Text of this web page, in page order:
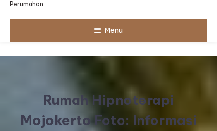
Perumahan
Menu
Rumah Hipnoterapi
Mojokerto Foto: Informasi